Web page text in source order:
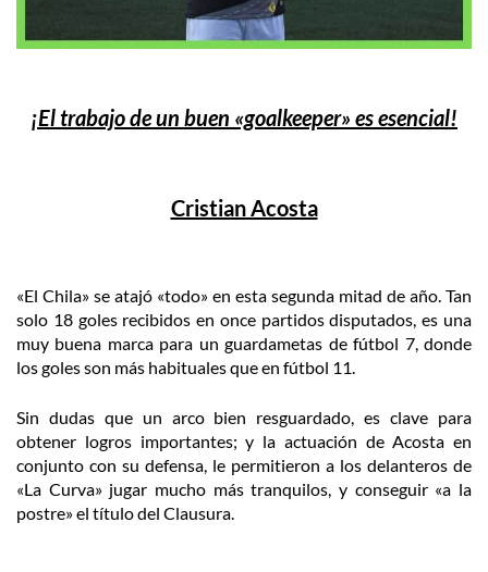
¡El trabajo de un buen «goalkeeper» es esencial!
Cristian Acosta
«El Chila» se atajó «todo» en esta segunda mitad de año. Tan
solo 18 goles recibidos en once partidos disputados, es una
muy buena marca para un guardametas de fútbol 7, donde
los goles son más habituales que en fútbol 11.
Sin dudas que un arco bien resguardado, es clave para
obtener logros importantes; y la actuación de Acosta en
conjunto con su defensa, le permitieron a los delanteros de
«La Curva» jugar mucho más tranquilos, y conseguir «a la
postre» el título del Clausura.